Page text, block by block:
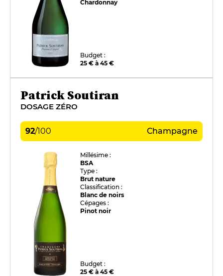
Chardonnay
Budget :
25 € à 45 €
Patrick Soutiran
DOSAGE ZÉRO
92/100 Champagne
Millésime :
BSA
Type :
Brut nature
Classification :
Blanc de noirs
Cépages :
Pinot noir
Budget :
25 € à 45 €